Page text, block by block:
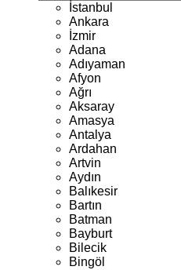
İstanbul
Ankara
İzmir
Adana
Adıyaman
Afyon
Ağrı
Aksaray
Amasya
Antalya
Ardahan
Artvin
Aydın
Balıkesir
Bartın
Batman
Bayburt
Bilecik
Bingöl